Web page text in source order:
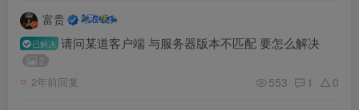
富贵
已解决 请问某道客户端 与服务器版本不匹配 要怎么解决
2
2年前回复 553 1 0